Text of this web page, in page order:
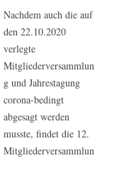
Nachdem auch die auf
den 22.10.2020
verlegte
Mitgliederversammlun
g und Jahrestagung
corona-bedingt
abgesagt werden
musste, findet die 12.
Mitgliederversammlun